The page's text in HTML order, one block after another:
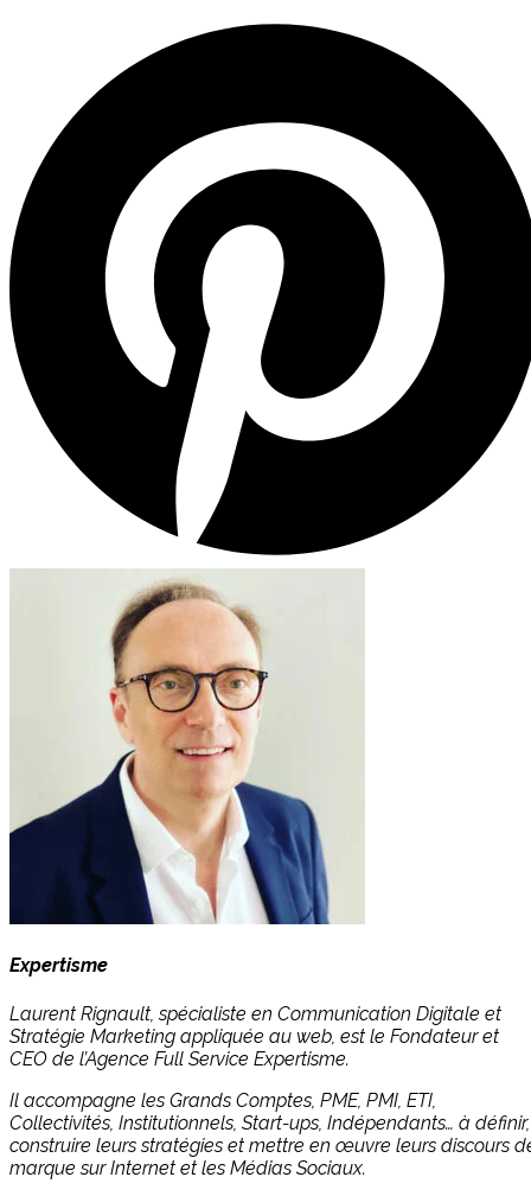
Expertisme
Laurent Rignault, spécialiste en Communication Digitale et
Stratégie Marketing appliquée au web, est le Fondateur et
CEO de l’Agence Full Service Expertisme.
Il accompagne les Grands Comptes, PME, PMI, ETI,
Collectivités, Institutionnels, Start-ups, Indépendants… à définir,
construire leurs stratégies et mettre en œuvre leurs discours
marque sur Internet et les Médias Sociaux.